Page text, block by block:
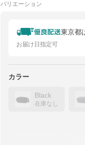
バリエーション
東京都
お届け日指定可
カラー
Black
在庫なし